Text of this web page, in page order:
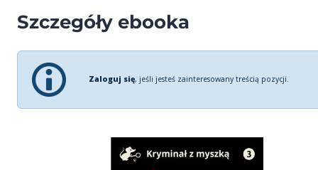
Szczegóły ebooka
Zaloguj się, jeśli jesteś zainteresowany treścią pozycji.